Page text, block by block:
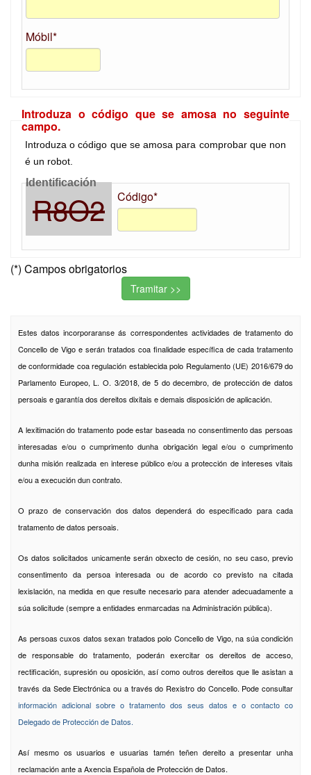
Móbil*
Introduza o código que se amosa no seguinte
campo.
Introduza o código que se amosa para comprobar que non
é un robot.
Identificación
R8O2 Código*
(*) Campos obrigatorios
Estes datos incorporaranse ás correspondentes actividades de tratamento do
Concello de Vigo e serán tratados coa finalidade específica de cada tratamento
de conformidade coa regulación establecida polo Regulamento (UE) 2016/679 do
Parlamento Europeo, L. O. 3/2018, de 5 do decembro, de protección de datos
persoais e garantía dos dereitos dixitais e demais disposición de aplicación.
A lexitimación do tratamento pode estar baseada no consentimento das persoas
interesadas e/ou o cumprimento dunha obrigación legal e/ou o cumprimento
dunha misión realizada en interese público e/ou a protección de intereses vitais
e/ou a execución dun contrato.
O prazo de conservación dos datos dependerá do especificado para cada
tratamento de datos persoais.
Os datos solicitados unicamente serán obxecto de cesión, no seu caso, previo
consentimento da persoa interesada ou de acordo co previsto na citada
lexislación, na medida en que resulte necesario para atender adecuadamente a
súa solicitude (sempre a entidades enmarcadas na Administración pública).
As persoas cuxos datos sexan tratados polo Concello de Vigo, na súa condición
de responsable do tratamento, poderán exercitar os dereitos de acceso,
rectificación, supresión ou oposición, así como outros dereitos que lle asistan a
través da Sede Electrónica ou a través do Rexistro do Concello. Pode consultar
información adicional sobre o tratamento dos seus datos e o contacto co
Delegado de Protección de Datos.
Así mesmo os usuarios e usuarias tamén teñen dereito a presentar unha
reclamación ante a Axencia Española de Protección de Datos.